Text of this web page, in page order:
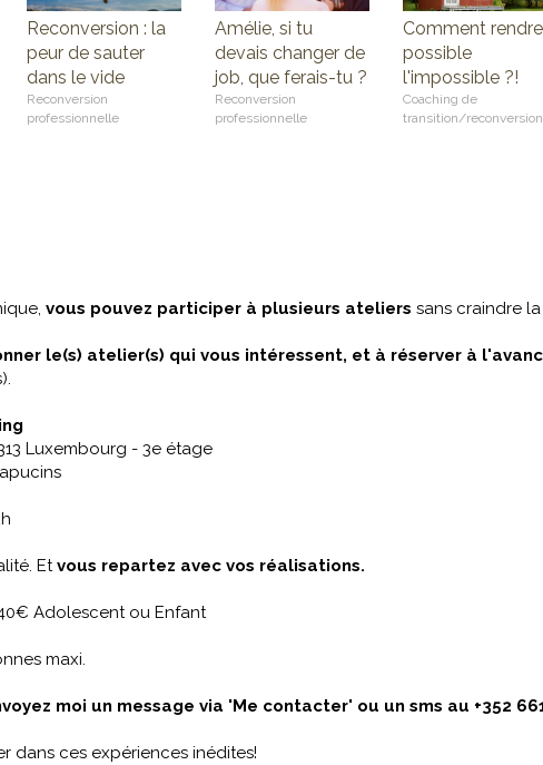
Reconversion : la
peur de sauter
dans le vide
Reconversion
professionnelle
Amélie, si tu
devais changer de
job, que ferais-tu ?
Reconversion
professionnelle
Comment rendre
possible
l'impossible ?!
Coaching de
transition/reconversion
vous pouvez participer à plusieurs ateliers sans craindre
le(s) atelier(s) qui vous intéressent, et à réserver à
Luxembourg - 3e étage
Etvous repartez avec vos réalisations.
Adolescent ou Enfant
maxi.
moi un message via 'Me contacter' ou un sms au +352
dans ces expériences inédites!